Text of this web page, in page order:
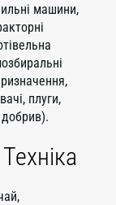
машини,
плуги,
добрив).